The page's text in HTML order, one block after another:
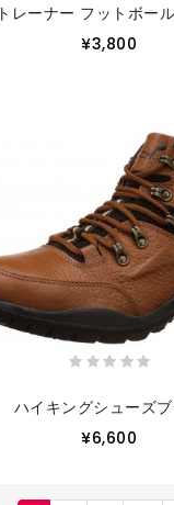
トレーナー フットボー
¥3,800
ハイキングシューズ
¥6,600